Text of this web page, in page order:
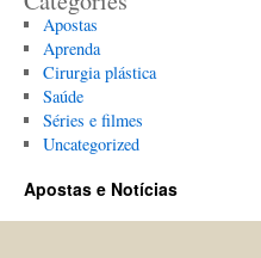
Apostas
Aprenda
Cirurgia plástica
Saúde
Séries e filmes
Uncategorized
Apostas e Notícias